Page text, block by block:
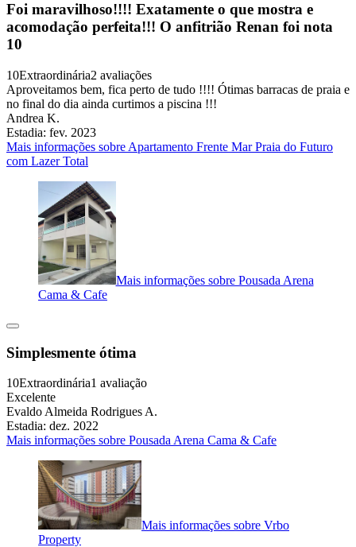
Foi maravilhoso!!!! Exatamente o que mostra e
acomodação perfeita!!! O anfitrião Renan foi nota
10
10Extraordinária2 avaliações
Aproveitamos bem, fica perto de tudo !!!! Ótimas barracas de praia e
no final do dia ainda curtimos a piscina !!!
Andrea K.
Estadia: fev. 2023
Mais informações sobre Apartamento Frente Mar Praia do Futuro
com Lazer Total
Mais informações sobre Pousada Arena
Cama & Cafe
Simplesmente ótima
10Extraordinária1 avaliação
Excelente
Evaldo Almeida Rodrigues A.
Estadia: dez. 2022
Mais informações sobre Pousada Arena Cama & Cafe
Mais informações sobre Vrbo
Property